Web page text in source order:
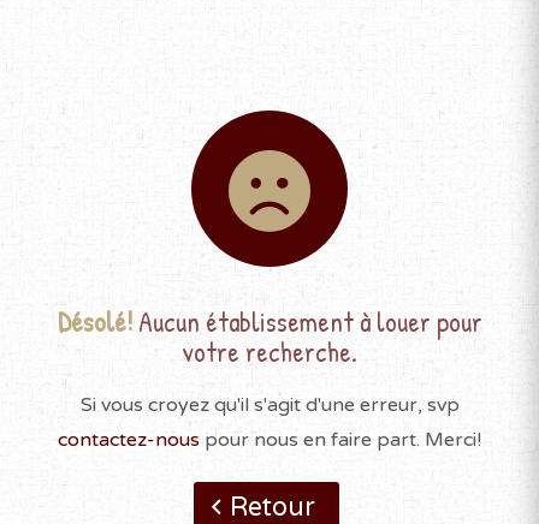
Désolé!Aucun établissement à louer pour
votre recherche.
Si vous croyez qu'il s'agit d'une erreur, svp
contactez-nous pour nous en faire part. Merci!
Retour